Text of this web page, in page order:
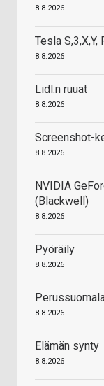
8.8.2026
Tesla
8.8.2026
Lidl:n ruuat
8.8.2026
Screenshot-
8.8.2026
NVIDIA
(Blackwell)
8.8.2026
Pyöräily
8.8.2026
8.8.2026
Elämän synty
8.8.2026